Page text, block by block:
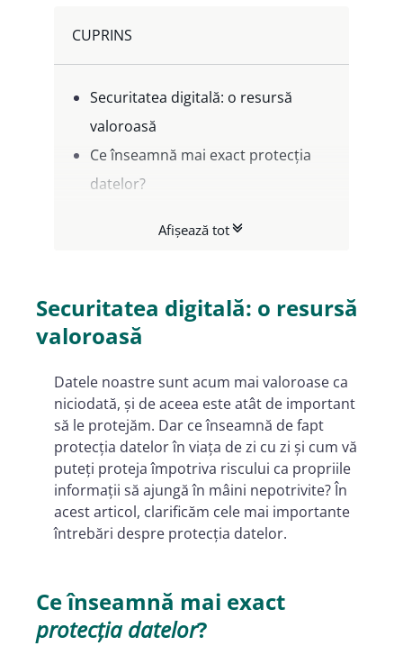
CUPRINS
Securitatea digitală: o resursă
valoroasă
Ce înseamnă mai exact protecția
datelor?
Ce date nu pot fi transmise către
Unde pot raporta încălcările
privind protecția datelor?
protejez datele?
Care sunt cele 7 reguli de bază ale
protecției datelor?
Concluzie
Afișează tot
Securitatea digitală: o resursă
valoroasă
Datele noastre sunt acum mai valoroase ca
niciodată, și de aceea este atât de important
să le protejăm. Dar ce înseamnă de fapt
protecția datelor în viața de zi cu zi și cum vă
puteți proteja împotriva riscului ca propriile
informații să ajungă în mâini nepotrivite? În
acest articol, clarificăm cele mai importante
întrebări despre protecția datelor.
Ce înseamnă mai exact
protecția datelor?